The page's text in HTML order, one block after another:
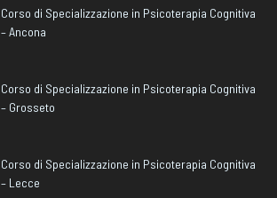
Corso di Specializzazione in Psicoterapia Cognitiva
– Ancona
Corso di Specializzazione in Psicoterapia Cognitiva
– Grosseto
Corso di Specializzazione in Psicoterapia Cognitiva
– Lecce